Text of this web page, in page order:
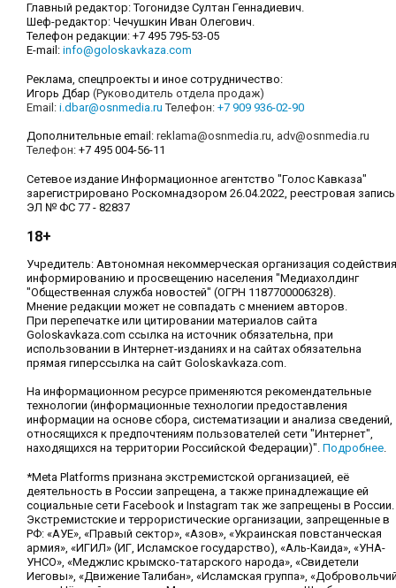
Главный редактор: Тогонидзе Султан Геннадиевич.
Шеф-редактор: Чечушкин Иван Олегович.
Телефон редакции: +7 495 795-53-05
E-mail: info@goloskavkaza.com
Реклама, спецпроекты и иное сотрудничество:
Игорь Дбар (Руководитель отдела продаж)
Email: i.dbar@osnmedia.ru Телефон: +7 909 936-02-90
Дополнительные email: reklama@osnmedia.ru, adv@osnmedia.ru
Телефон: +7 495 004-56-11
Сетевое издание Информационное агентство "Голос Кавказа"
зарегистрировано Роскомнадзором 26.04.2022, реестровая запись
ЭЛ № ФС 77 - 82837
18+
Учредитель: Автономная некоммерческая организация содействия
информированию и просвещению населения "Медиахолдинг
"Общественная служба новостей" (ОГРН 1187700006328).
Мнение редакции может не совпадать с мнением авторов.
При перепечатке или цитировании материалов сайта
Goloskavkaza.com ссылка на источник обязательна, при
использовании в Интернет-изданиях и на сайтах обязательна
прямая гиперссылка на сайт Goloskavkaza.com.
На информационном ресурсе применяются рекомендательные
технологии (информационные технологии предоставления
информации на основе сбора, систематизации и анализа сведений,
относящихся к предпочтениям пользователей сети "Интернет",
находящихся на территории Российской Федерации)". Подробнее.
*Meta Platforms признана экстремистской организацией, её
деятельность в России запрещена, а также принадлежащие ей
социальные сети Facebook и Instagram так же запрещены в России.
Экстремистские и террористические организации, запрещенные в
РФ: «АУЕ», «Правый сектор», «Азов», «Украинская повстанческая
армия», «ИГИЛ» (ИГ, Исламское государство), «Аль-Каида», «УНА-
УНСО», «Меджлис крымско-татарского народа», «Свидетели
Иеговы», «Движение Талибан», «Исламская группа»,